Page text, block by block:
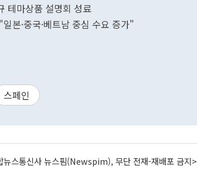
테마상품 설명회 성료
본·중국·베트남 중심 수요 증가"
스페인
뉴스통신사 뉴스핌(Newspim), 무단 전재-재배포 금지>